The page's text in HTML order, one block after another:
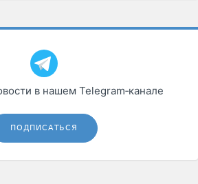
в нашем Telegram‑канале
ПОДПИСАТЬСЯ